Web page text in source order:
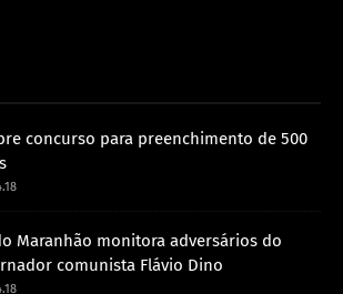
concurso para preenchimento de 500
Maranhão monitora adversários do
comunista Flávio Dino